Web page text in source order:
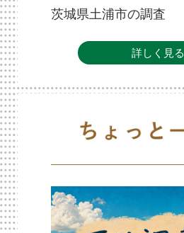
茨城県土浦市の調査
詳しく見る